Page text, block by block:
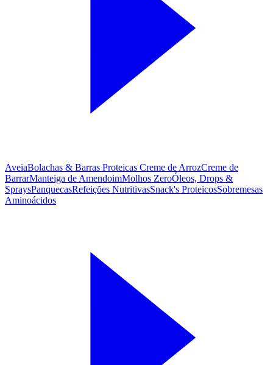
AveiaBolachas & Barras Proteicas Creme de ArrozCreme de
BarrarManteiga de AmendoimMolhos ZeroÓleos, Drops &
SpraysPanquecasRefeições NutritivasSnack's ProteicosSobremesas
Aminoácidos